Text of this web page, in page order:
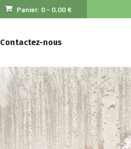
Panier: 0 - 0,00€
Contactez-nous